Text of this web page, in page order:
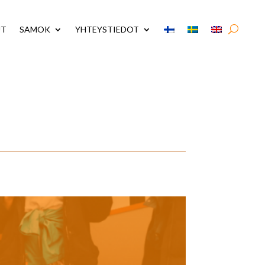
SAMOK YHTEYSTIEDOT